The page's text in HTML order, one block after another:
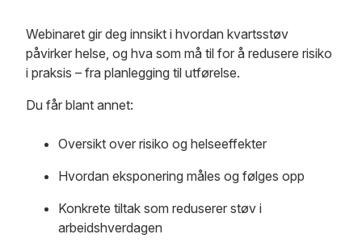
Webinaret gir deg innsikt i hvordan kvartsstøv
påvirker helse, og hva som må til for å redusere risiko
i praksis – fra planlegging til utførelse.
Du får blant annet:
Oversikt over risiko og helseeffekter
Hvordan eksponering måles og følges opp
Konkrete tiltak som reduserer støv i
arbeidshverdagen